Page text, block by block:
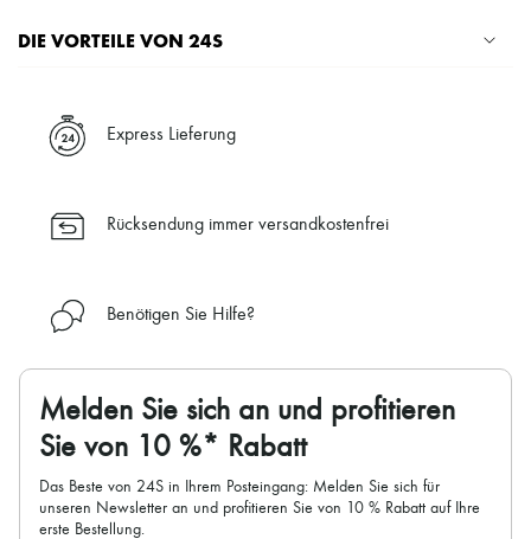
DIE VORTEILE VON 24S
✓ Expresslieferung in über 100 Ländern
✓ Kostenlose Retouren
die Uhr (24h/24)
Mehr erfahren über 24S, ein Haus aus der LVMH-Gruppe
Express Lieferung
Rücksendung immer versandkostenfrei
Benötigen Sie Hilfe?
Melden Sie sich an und profitieren
Sie von 10 %* Rabatt
Das Beste von 24S in Ihrem Posteingang: Melden Sie sich für
unseren Newsletter an und profitieren Sie von 10 % Rabatt auf Ihre
erste Bestellung.